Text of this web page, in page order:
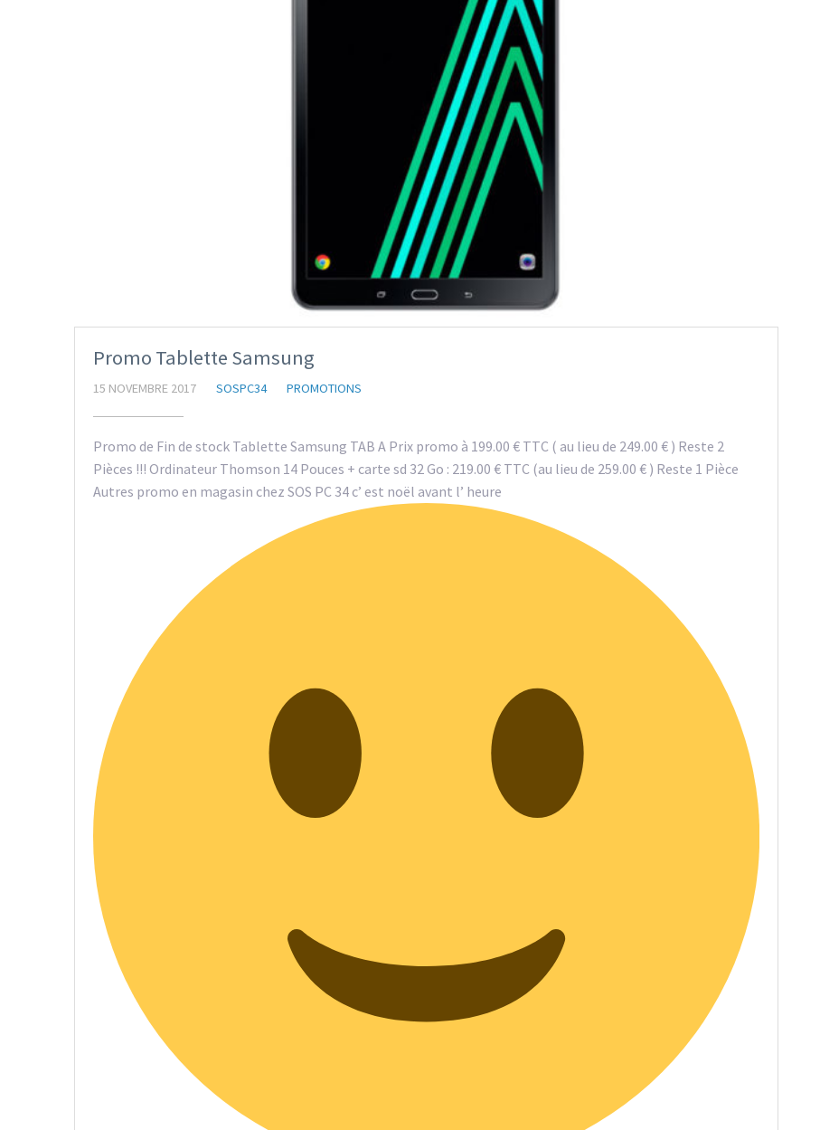
Promo Tablette Samsung
15 NOVEMBRE 2017 SOSPC34 PROMOTIONS
Promo de Fin de stock Tablette Samsung TAB A Prix promo à 199.00 € TTC ( au lieu de 249.00 € ) Reste 2
Pièces !!! Ordinateur Thomson 14 Pouces + carte sd 32 Go : 219.00 € TTC (au lieu de 259.00 € ) Reste 1 Pièce
Autres promo en magasin chez SOS PC 34 c’ est noël avant l’ heure